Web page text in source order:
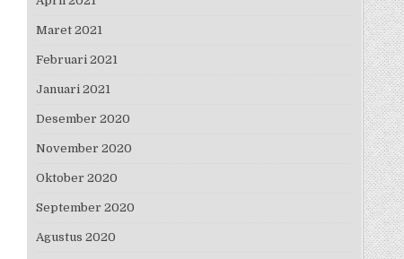
Maret 2021
Februari 2021
Januari 2021
Desember 2020
November 2020
Oktober 2020
September 2020
Agustus 2020